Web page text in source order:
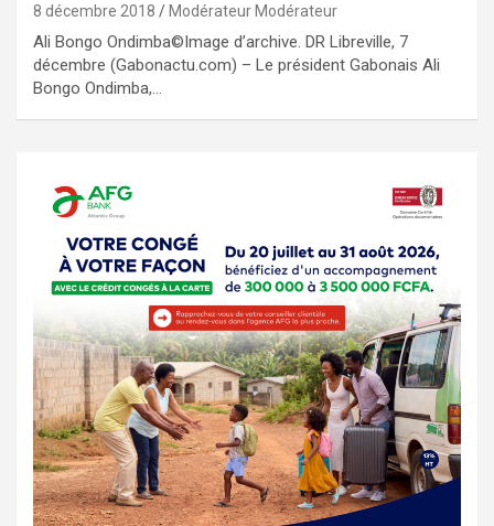
8 décembre 2018 Modérateur Modérateur
Ali Bongo Ondimba©Image d’archive. DR Libreville, 7
décembre (Gabonactu.com) – Le président Gabonais Ali
Bongo Ondimba,…